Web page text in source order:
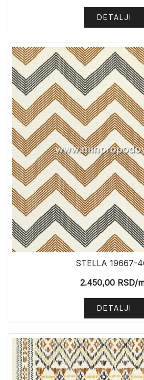
DETALJI
STELLA 19667-
2.450,00 RSD/
DETALJI